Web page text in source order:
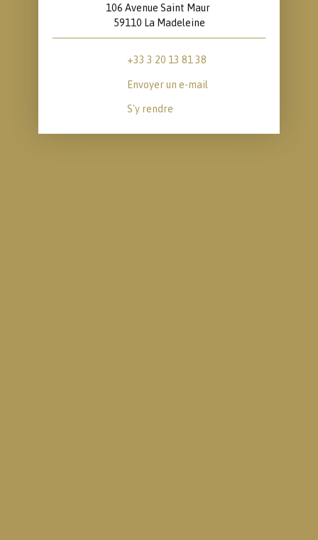
106 Avenue Saint Maur
59110 La Madeleine
+33 3 20 13 81 38
Envoyer un e-mail
S'y rendre